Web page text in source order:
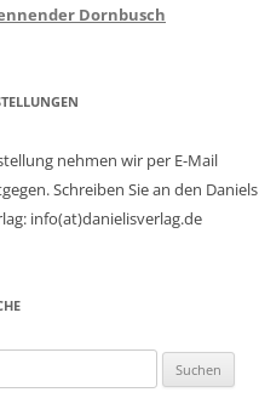
Dornbusch
nehmen wir per E-Mail
Schreiben Sie an den Daniels
info(at)danielisverlag.de